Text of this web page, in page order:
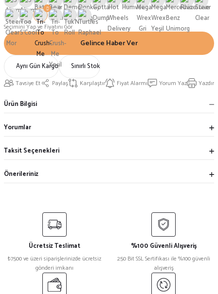
Seçimini Yap ve Fiyatını Gör
Gelince Haber Ver
Aynı Gün Kargo Sınırlı Stok
Tavsiye Et Paylaş Karşılaştır Fiyat Alarmı Yorum Yaz Yazdır
Ürün Bilgisi
Yorumlar
Taksit Seçenekleri
Önerileriniz
Ücretsiz Teslimat
₺7500 ve üzeri siparişlerinizde ücretsiz
gönderi imkanı
%100 Güvenli Alışveriş
250 Bit SSL Sertifikası ile %100 güvenli
alışveriş